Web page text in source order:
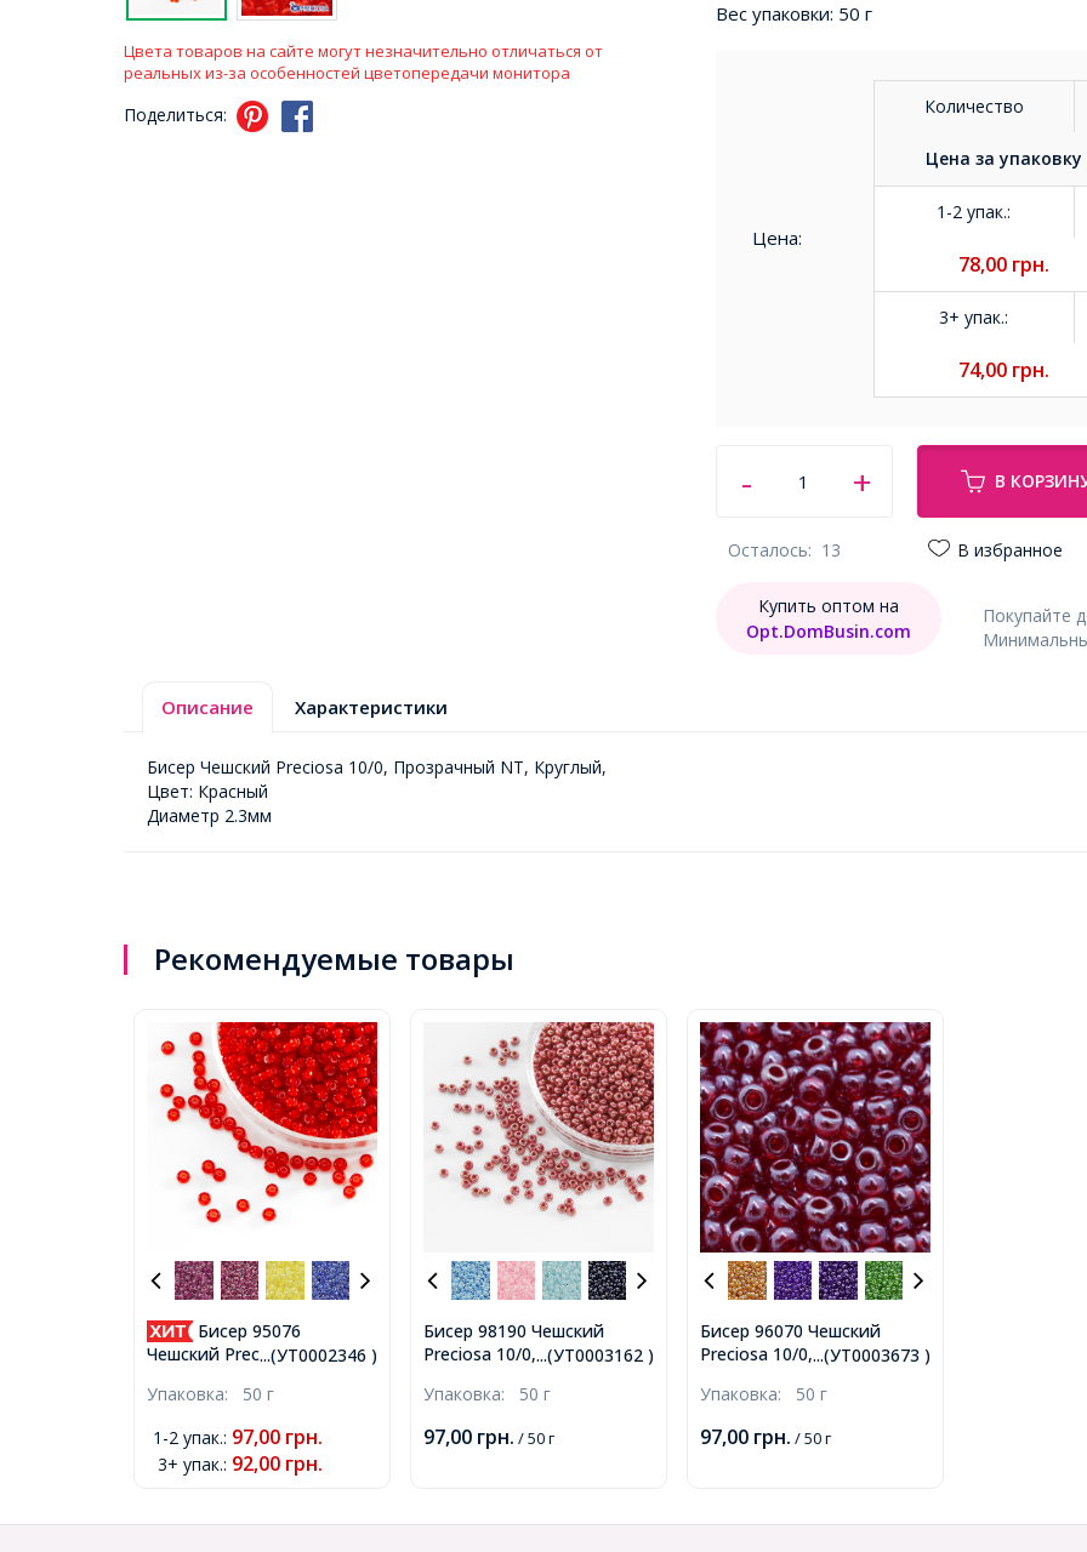
Цвета товаров на сайте могут незначительно отличаться от
реальных из-за особенностей цветопередачи монитора
Поделиться:
Вес упаковки: 50 г
Цена:
Количество
Цена заупаковку
1-2 упак.:
78,00 грн.
3+ упак.:
74,00 грн.
В
Осталось: 13 В избранное
Покупайте
Купить оптом на
Opt.DomBusin.com
Описание Характеристики
Бисер Чешский Preciosa 10/0, Прозрачный NT, Круглый,
Цвет: Красный
Диаметр 2.3мм
Рекомендуемые товары
...(УТ0002346 )
Бисер 95076
Чешский Preciosa 10/0,
Середины CTC, Красный,
Упаковка: 50 г
1-2 упак.: 97,00 грн.
3+ упак.: 92,00 грн.
...(УТ0003162 )
Бисер 98190 Чешский
Preciosa 10/0,
OL, Красный, Круглый,
Упаковка: 50 г
97,00 грн. / 50 г
...(УТ0003673 )
Бисер 96070 Чешский
Preciosa 10/0, Прозрачный
Круглый, (УТ0003673)
Упаковка: 50 г
97,00 грн. / 50 г